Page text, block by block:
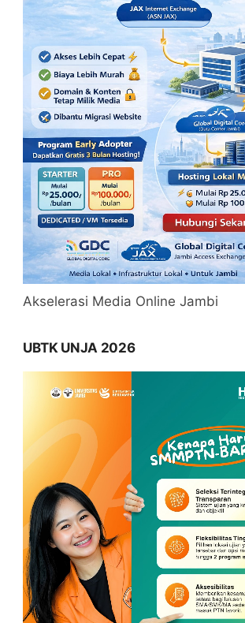
Akselerasi Media Online Jambi
UBTK UNJA 2026